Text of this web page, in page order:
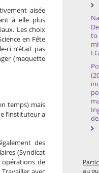
aisée
à elle plus
Les choix
en Fête
ci n’était pas
(maquette
temps) mais
l’instituteur a
des
(Syndicat
de
to
au